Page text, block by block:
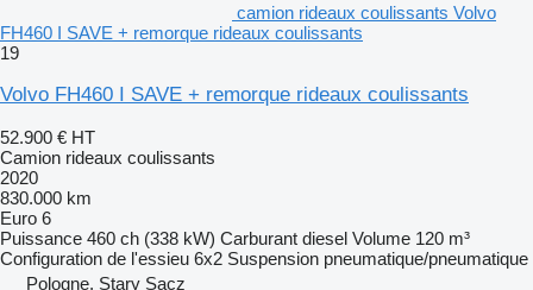
camion rideaux coulissants Volvo
FH460 I SAVE + remorque rideaux coulissants
19
Volvo FH460 I SAVE + remorque rideaux coulissants
52.900 € HT
Camion rideaux coulissants
2020
830.000 km
Euro 6
Puissance 460 ch (338 kW) Carburant diesel Volume 120 m³
Configuration de l'essieu 6x2 Suspension pneumatique/pneumatique
Pologne, Stary Sącz